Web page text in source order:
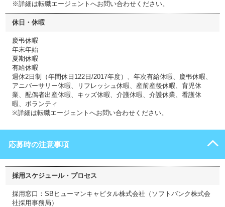
※詳細は転職エージェントへお問い合わせください。
休日・休暇
慶弔休暇
年末年始
夏期休暇
有給休暇
週休2日制（年間休日122日/2017年度）、年次有給休暇、慶弔休暇、
アニバーサリー休暇、リフレッシュ休暇、産前産後休暇、育児休
業、配偶者出産休暇、キッズ休暇、介護休暇、介護休業、看護休
暇、ボランティ
※詳細は転職エージェントへお問い合わせください。
応募時の注意事項
採用スケジュール・プロセス
採用窓口：SBヒューマンキャピタル株式会社（ソフトバンク株式会
社採用事務局）